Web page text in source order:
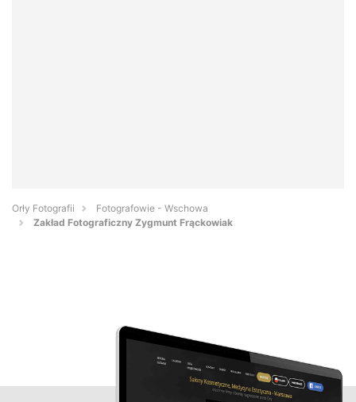
Orły Fotografii
Fotografowie - Wschowa
Zakład Fotograficzny Zygmunt Frąckowiak